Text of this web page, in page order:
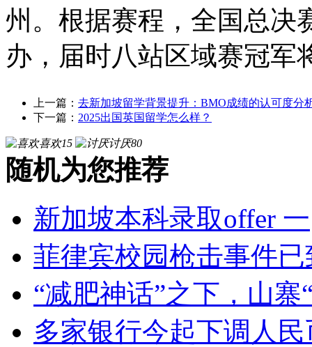
州。根据赛程，全国总决
办，届时八站区域赛冠军
上一篇： 去新加坡留学背景提升：BMO成绩的认可度分
下一篇： 2025出国英国留学怎么样？
喜欢15 讨厌80
随机为您推荐
新加坡本科录取offer 一
菲律宾校园枪击事件
“减肥神话”之下，山
多家银行今起下调人